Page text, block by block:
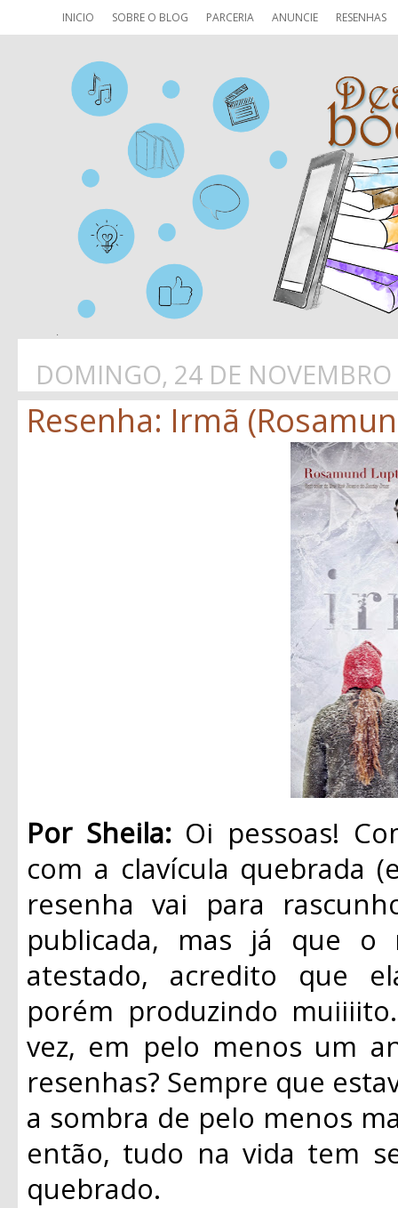
INICIO SOBRE O BLOG PARCERIA ANUNCIE RESENHAS
DOMINGO, 24 DE
Resenha: Irmã
Por Sheila:Oi pessoas!
com a clavícula quebrada
resenha vai para
publicada, mas já que
atestado, acredito que
porém produzindo
vez, em pelo menos um
resenhas? Sempre que
a sombra de pelo menos
então, tudo na vida tem
quebrado.